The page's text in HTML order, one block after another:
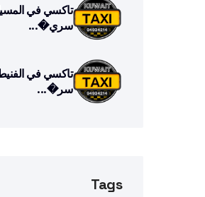
تاكسي في
سري�...
تاكسي في
سر�...
Tags